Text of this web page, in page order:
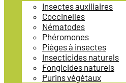
Insectes auxiliaires
Coccinelles
Nématodes
Phéromones
Pièges à insectes
Insecticides naturels
Fongicides naturels
Purins végétaux